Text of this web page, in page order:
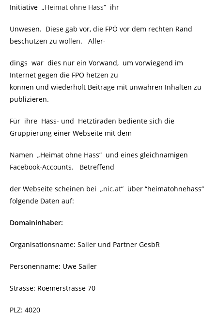
Initiative „Heimat ohne Hass“ ihr
Unwesen. Diese gab vor, die FPÖ vor dem rechten Rand
beschützen zu wollen. Aller-
dings war dies nur ein Vorwand, um vorwiegend im
Internet gegen die FPÖ hetzen zu
können und wiederholt Beiträge mit unwahren Inhalten zu
publizieren.
Für ihre Hass- und Hetztiraden bediente sich die
Gruppierung einer Webseite mit dem
Namen „Heimat ohne Hass“ und eines gleichnamigen
Facebook-Accounts. Betreffend
der Webseite scheinen bei „nic.at“ über “heimatohnehass“
folgende Daten auf:
Domaininhaber:
Organisationsname: Sailer und Partner GesbR
Personenname: Uwe Sailer
Strasse: Roemerstrasse 70
PLZ: 4020